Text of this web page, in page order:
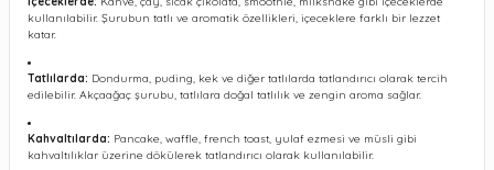
kullanılabilir. Şurubun tatlı ve aromatik özellikleri, içeceklere farklı bir lezzet
katar.
Tatlılarda: Dondurma, puding, kek ve diğer tatlılarda tatlandırıcı olarak tercih
edilebilir. Akçaağaç şurubu, tatlılara doğal tatlılık ve zengin aroma sağlar.
Kahvaltılarda: Pancake, waffle, french toast, yulaf ezmesi ve müsli gibi
kahvaltılıklar üzerine dökülerek tatlandırıcı olarak kullanılabilir.